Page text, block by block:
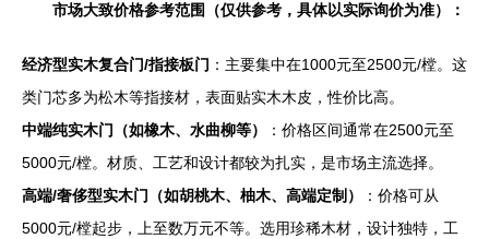
市场大致价格参考范围（仅供参考，具体以实际询价为准）：
经济型实木复合门/指接板门 ：主要集中在1000元至2500元/樘。这
类门芯多为松木等指接材，表面贴实木木皮，性价比高。
中端纯实木门（如橡木、水曲柳等）
：价格区间通常在2500元至
5000元/樘。材质、工艺和设计都较为扎实，是市场主流选择。
高端/奢侈型实木门（如胡桃木、柚木、高端定制）
：价格可从
5000元/樘起步，上至数万元不等。选用珍稀木材，设计独特，工